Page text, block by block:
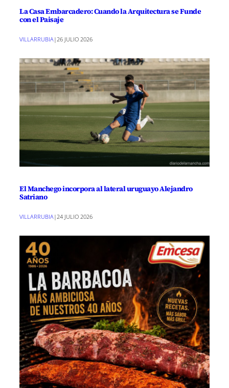
La Casa Embarcadero: Cuando la Arquitectura se Funde
con el Paisaje
VILLARRUBIA | 26 JULIO 2026
El Manchego incorpora al lateral uruguayo Alejandro
Satriano
VILLARRUBIA|24 JULIO 2026